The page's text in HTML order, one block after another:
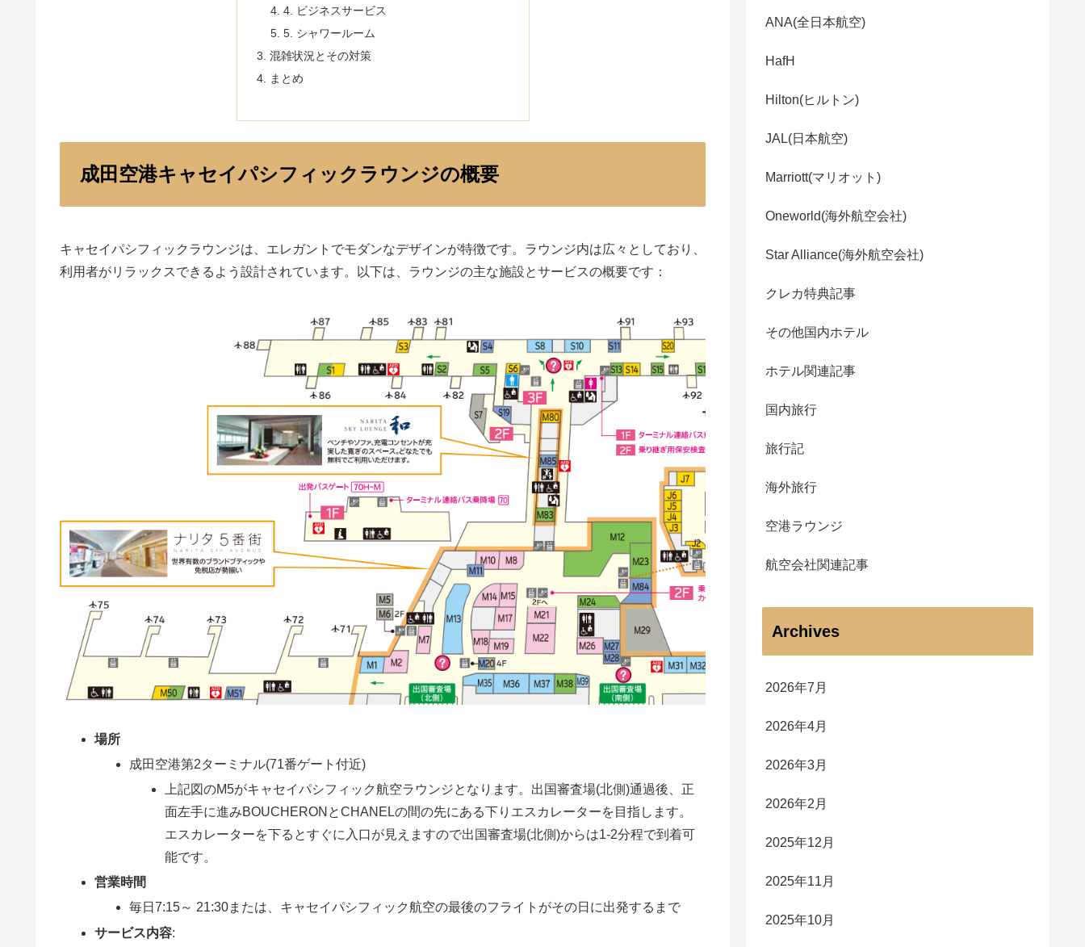
4. ビジネスサービス
5. シャワールーム
混雑状況とその対策
まとめ
成田空港キャセイパシフィックラウンジの概要
キャセイパシフィックラウンジは、エレガントでモダンなデザインが特徴です。ラウンジ内は広々としており、
利用者がリラックスできるよう設計されています。以下は、ラウンジの主な施設とサービスの概要です：
場所
成田空港第2ターミナル(71番ゲート付近)
上記図のM5がキャセイパシフィック航空ラウンジとなります。出国審査場(北側)通過後、正
面左手に進みBOUCHERONとCHANELの間の先にある下りエスカレーターを目指します。
エスカレーターを下るとすぐに入口が見えますので出国審査場(北側)からは1-2分程で到着可
能です。
営業時間
毎日7:15～ 21:30または、キャセイパシフィック航空の最後のフライトがその日に出発するまで
サービス内容:
ANA(全日本航空)
HafH
Hilton(ヒルトン)
JAL(日本航空)
Marriott(マリオット)
Oneworld(海外航空会社)
Star Alliance(海外航空会社)
クレカ特典記事
その他国内ホテル
ホテル関連記事
国内旅行
旅行記
海外旅行
空港ラウンジ
航空会社関連記事
Archives
2026年7月
2026年4月
2026年3月
2026年2月
2025年12月
2025年11月
2025年10月